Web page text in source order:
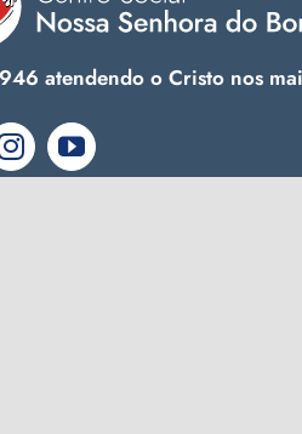
atendendo o Cristo nos